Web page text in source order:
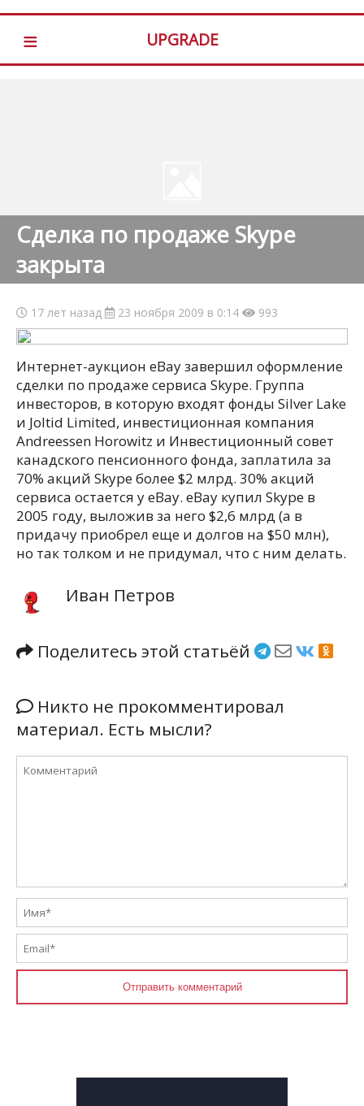
≡ UPGRADE
Сделка по продаже Skype
закрыта
17 лет назад 23 ноября 2009 в 0:14 993
Интернет-аукцион eBay завершил оформление
сделки по продаже сервиса Skype. Группа
инвесторов, в которую входят фонды Silver Lake
и Joltid Limited, инвестиционная компания
Andreessen Horowitz и Инвестиционный совет
канадского пенсионного фонда, заплатила за
70% акций Skype более $2 млрд. 30% акций
сервиса остается у eBay. eBay купил Skype в
2005 году, выложив за него $2,6 млрд (а в
придачу приобрел еще и долгов на $50 млн),
но так толком и не придумал, что с ним делать.
Иван Петров
Поделитесь этой статьёй
Никто не прокомментировал
материал. Есть мысли?